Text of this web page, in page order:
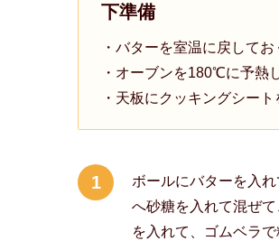
下準備
・バターを室温に戻してお
・オーブンを180℃に予熱
・天板にクッキングシート
1
ボールにバターを入
へ砂糖を入れて混ぜ
を入れて、ゴムベラ